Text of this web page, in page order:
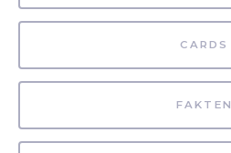
CARDS
FAKTEN